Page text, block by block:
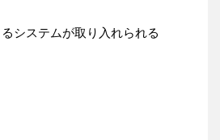
システムが取り入れられる